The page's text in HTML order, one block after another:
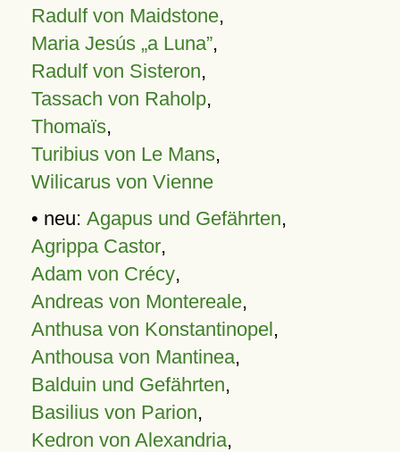
Radulf von Maidstone,
Maria Jesús „a Luna”,
Radulf von Sisteron,
Tassach von Raholp,
Thomaïs,
Turibius von Le Mans,
Wilicarus von Vienne
• neu: Agapus und Gefährten,
Agrippa Castor,
Adam von Crécy,
Andreas von Montereale,
Anthusa von Konstantinopel,
Anthousa von Mantinea,
Balduin und Gefährten,
Basilius von Parion,
Kedron von Alexandria,